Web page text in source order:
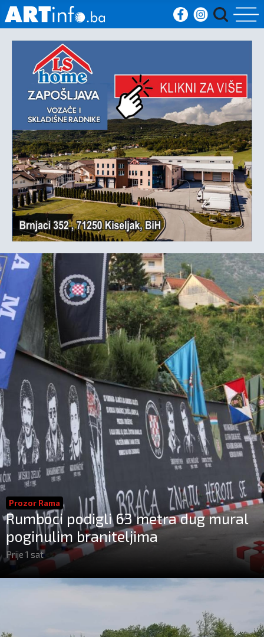
Početna
Vijesti
Sport
Kultura
Crna
kronika
Politika
Zanimljivosti
Prozor Rama
Rumboci podigli 63 metra dug mural
poginulim braniteljima
Prije 1 sat